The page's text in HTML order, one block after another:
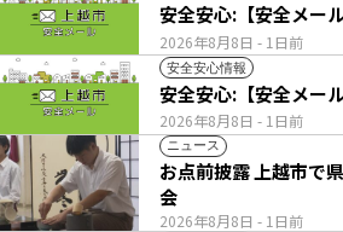
2026年8月8日 - 1日前
安全安心:【安全メー
安全安心情報
2026年8月8日 - 1日前
安全安心:【安全メー
ニュース
2026年8月8日 - 1日前
お点前披露 上越市で
会